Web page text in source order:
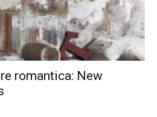
romantica: New